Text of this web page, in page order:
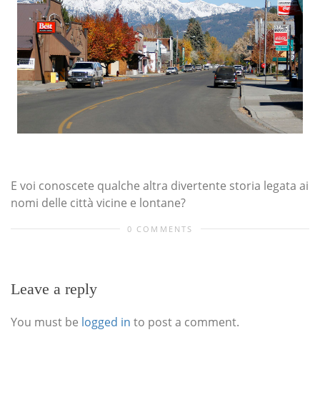
E voi conoscete qualche altra divertente storia legata ai
nomi delle città vicine e lontane?
0 COMMENTS
Leave a reply
You must be logged in to post a comment.